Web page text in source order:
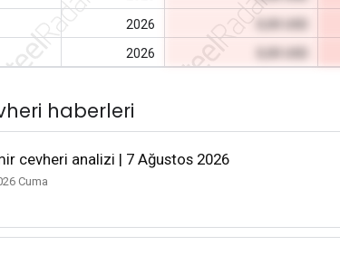
2026
2026
haberleri
cevheri analizi | 7 Ağustos 2026
Cuma